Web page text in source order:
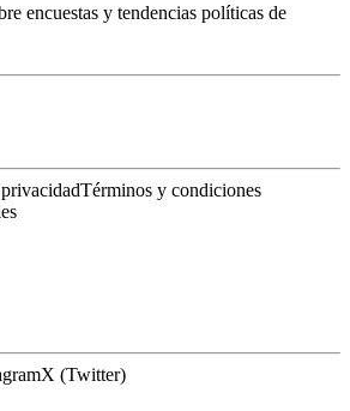
encuestas y tendencias políticas de
Términos y condiciones
X (Twitter)